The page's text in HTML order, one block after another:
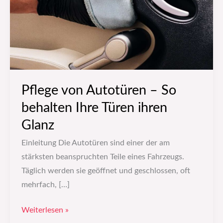
Pflege von Autotüren – So
behalten Ihre Türen ihren
Glanz
Einleitung Die Autotüren sind einer der am
stärksten beanspruchten Teile eines Fahrzeugs.
Täglich werden sie geöffnet und geschlossen, oft
mehrfach, […]
behalten
ihren
Weiterlesen »